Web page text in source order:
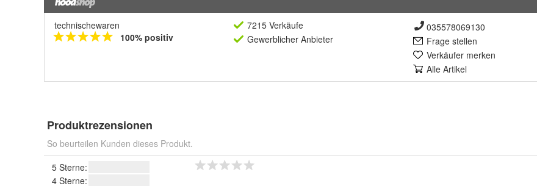
technischewaren
100% positiv
7215 Verkäufe
Gewerblicher Anbieter
035578069130
Frage stellen
Verkäufer merken
Alle Artikel
Produktrezensionen
So beurteilen Kunden dieses Produkt.
5 Sterne:
4 Sterne: